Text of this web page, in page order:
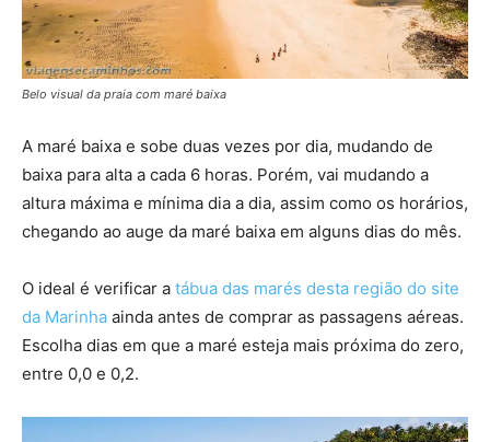
Belo visual da praia com maré baixa
A maré baixa e sobe duas vezes por dia, mudando de
baixa para alta a cada 6 horas. Porém, vai mudando a
altura máxima e mínima dia a dia, assim como os horários,
chegando ao auge da maré baixa em alguns dias do mês.
O ideal é verificar a tábua das marés desta região do site
da Marinha ainda antes de comprar as passagens aéreas.
Escolha dias em que a maré esteja mais próxima do zero,
entre 0,0 e 0,2.